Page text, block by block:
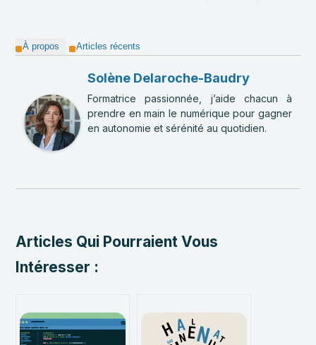
À propos Articles récents
Solène Delaroche-Baudry
Formatrice passionnée, j’aide chacun à
prendre en main le numérique pour gagner
en autonomie et sérénité au quotidien.
Articles Qui Pourraient Vous
Intéresser :